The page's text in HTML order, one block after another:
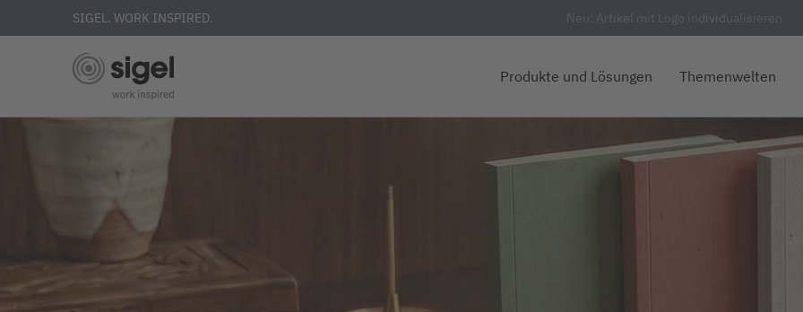
SIGEL. WORK INSPIRED. Neu: Artikel mit Logo individualisieren
Produkte und Lösungen Themenwelten